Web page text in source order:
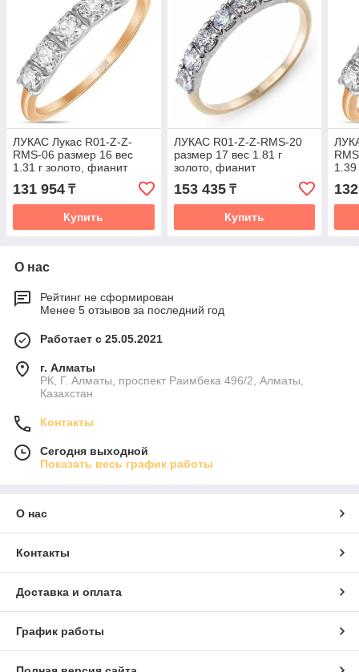
ЛУКАС Лукас R01-Z-Z-
RMS-06 размер 16 вес
1.31 г золото, фианит
131 954 ₸
Купить
ЛУКАС R01-Z-Z-RMS-20
размер 17 вес 1.81 г
золото, фианит
153 435₸
Купить
1.39
О нас
Рейтинг не сформирован
Менее 5 отзывов за последний год
Работает с 25.05.2021
г. Алматы
РК, Г. Алматы, проспект Раимбека 496/2, Алматы,
Казахстан
Контакты
Сегодня выходной
Показать весь график работы
О нас
Контакты
Доставка и оплата
График работы